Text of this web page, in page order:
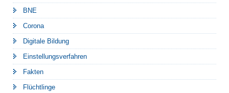
BNE
Corona
Digitale Bildung
Einstellungsverfahren
Fakten
Flüchtlinge